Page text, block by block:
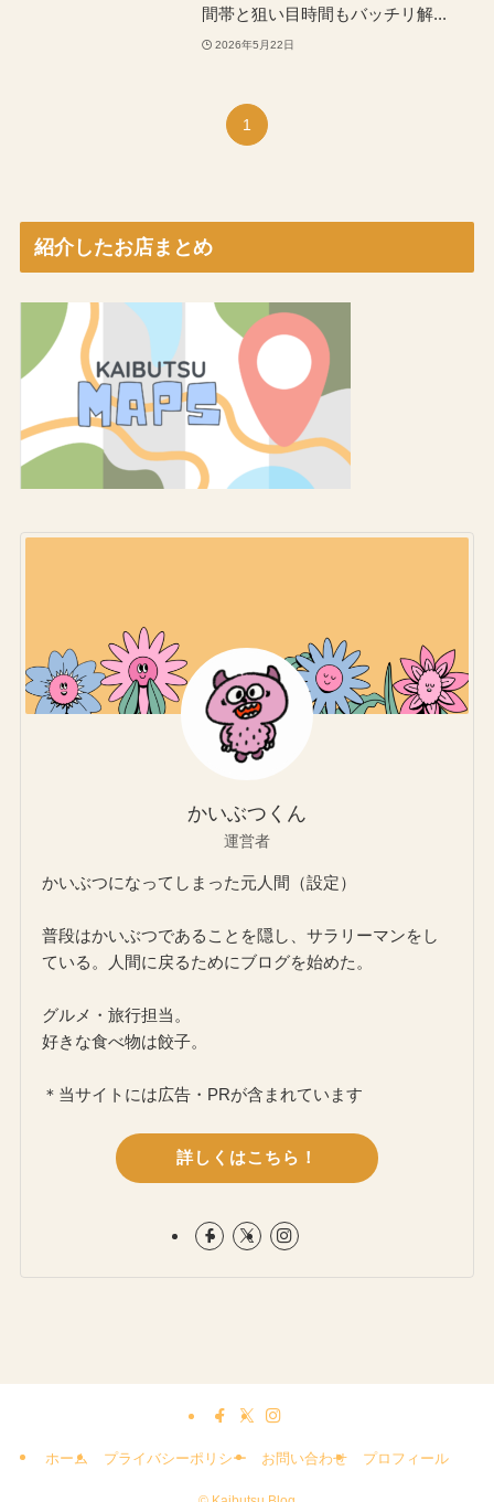
間帯と狙い目時間もバッチリ解...
2026年5月22日
1
紹介したお店まとめ
かいぶつくん
運営者
かいぶつになってしまった元人間（設定）
普段はかいぶつであることを隠し、サラリーマンをし
ている。人間に戻るためにブログを始めた。
グルメ・旅行担当。
好きな食べ物は餃子。
＊当サイトには広告・PRが含まれています
詳しくはこちら！
ホーム プライバシーポリシー お問い合わせ プロフィール